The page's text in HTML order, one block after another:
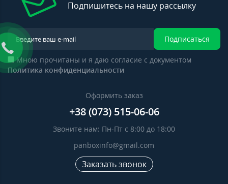
Подпишитесь на нашу рассылку
Подписаться
Мною прочитаны и я даю согласие с документом
Политика конфиденциальности
Оформить заказ
+38 (073) 515-06-06
Звоните нам: Пн-Пт с 8:00 до 18:00
panboxinfo@gmail.com
Заказать звонок